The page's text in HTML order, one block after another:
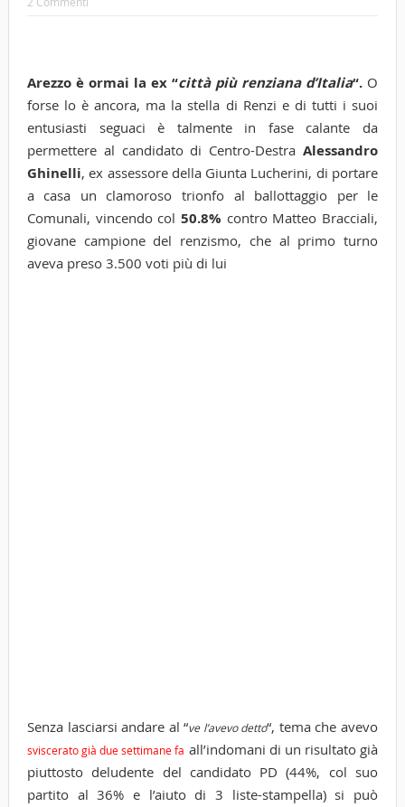
Arezzo è ormai la ex “città più renziana d’Italia“. O
forse lo è ancora, ma la stella di Renzi e di tutti i suoi
entusiasti seguaci è talmente in fase calante da
permettere al candidato di Centro-DestraAlessandro
Ghinelli, ex assessore della Giunta Lucherini, di portare
a casa un clamoroso trionfo al ballottaggio per le
Comunali, vincendo col 50.8% contro Matteo Bracciali,
giovane campione del renzismo, che al primo turno
aveva preso 3.500 voti più di lui
Senza lasciarsi andare al “ve l’avevo detto“, tema che avevo
sviscerato già due settimane fa all’indomani di un risultato già
piuttosto deludente del candidato PD (44%, col suo
partito al 36% e l’aiuto di 3 liste-stampella) si può